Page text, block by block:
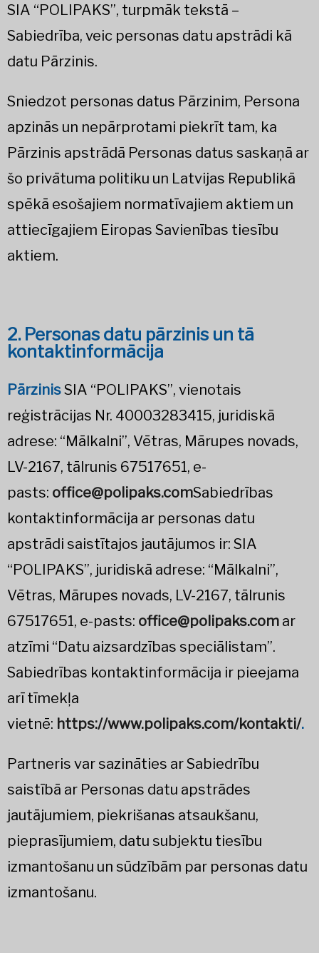
SIA “POLIPAKS”, turpmāk tekstā –
Sabiedrība, veic personas datu apstrādi kā
datu Pārzinis.
Sniedzot personas datus Pārzinim, Persona
apzinās un nepārprotami piekrīt tam, ka
Pārzinis apstrādā Personas datus saskaņā ar
šo privātuma politiku un Latvijas Republikā
spēkā esošajiem normatīvajiem aktiem un
attiecīgajiem Eiropas Savienības tiesību
aktiem.
2. Personas datu pārzinis un tā
kontaktinformācija
PārzinisSIA “POLIPAKS”, vienotais
reģistrācijas Nr. 40003283415, juridiskā
adrese: “Mālkalni”, Vētras, Mārupes novads,
LV-2167, tālrunis 67517651, e-
pasts: office@polipaks.comSabiedrības
kontaktinformācija ar personas datu
apstrādi saistītajos jautājumos ir: SIA
“POLIPAKS”, juridiskā adrese: “Mālkalni”,
Vētras, Mārupes novads, LV-2167, tālrunis
67517651, e-pasts: office@polipaks.com ar
atzīmi “Datu aizsardzības speciālistam”.
Sabiedrības kontaktinformācija ir pieejama
arī tīmekļa
vietnē: https://www.polipaks.com/kontakti/.
Partneris var sazināties ar Sabiedrību
saistībā ar Personas datu apstrādes
jautājumiem, piekrišanas atsaukšanu,
pieprasījumiem, datu subjektu tiesību
izmantošanu un sūdzībām par personas datu
izmantošanu.